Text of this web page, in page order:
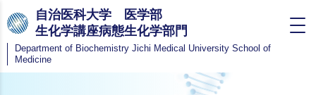
自治医科大学 医学部
生化学講座病態生化学部門
Department of Biochemistry Jichi Medical University School of
Medicine